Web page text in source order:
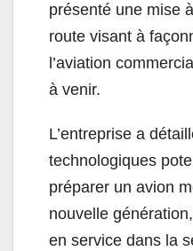
présenté une mise
route visant à
l’aviation
à venir.
L’entreprise a
technologiques
préparer un avion
nouvelle
en service dans la